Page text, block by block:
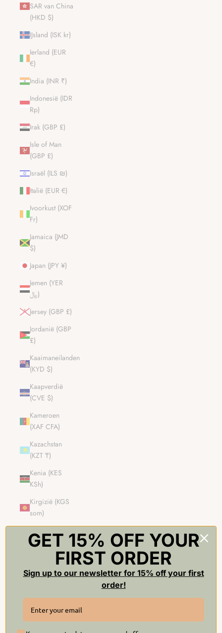
SAR van China
(HKD $)
IJsland (ISK kr)
Ierland (EUR
€)
India (INR ₹)
Indonesië (IDR
Rp)
Irak (GBP £)
Isle of Man
(GBP £)
Israël (ILS ₪)
Italië (EUR €)
Ivoorkust (XOF
Fr)
Jamaica (JMD
$)
Japan (JPY ¥)
Jemen (YER
﷼)
Jersey (GBP £)
Jordanië (GBP
£)
Kaaimaneilanden
(KYD $)
Kaapverdië
(CVE $)
Kameroen
(XAF CFA)
Kazachstan
(KZT ₸)
Kenia (KES
KSh)
Kirgizië (KGS
som)
£)
afgelegen
Koeweit (GBP
GET 15% OFF YOUR
FIRST ORDER
Sign up to our newsletter for 15% off your first
order!